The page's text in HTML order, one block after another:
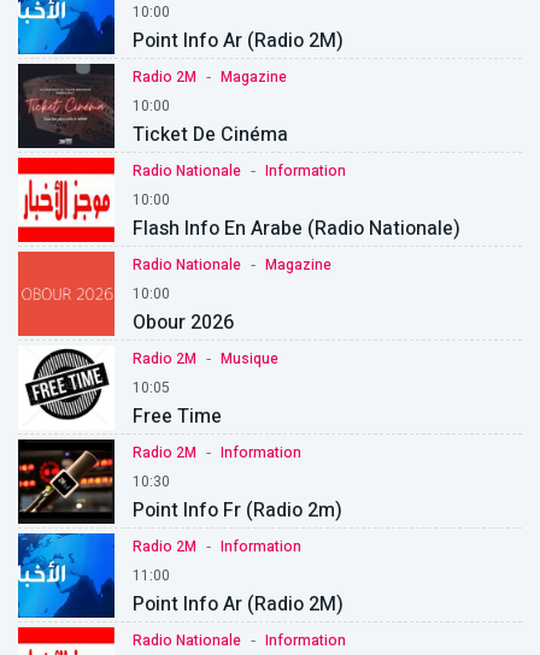
10:00
Point Info Ar (Radio 2M)
Radio 2M - Magazine
10:00
Ticket De Cinéma
Radio Nationale - Information
10:00
Flash Info En Arabe (Radio Nationale)
Radio Nationale - Magazine
10:00
Obour 2026
Radio 2M - Musique
10:05
Free Time
Radio 2M - Information
10:30
Point Info Fr (Radio 2m)
Radio 2M - Information
11:00
Point Info Ar (Radio 2M)
Radio Nationale - Information